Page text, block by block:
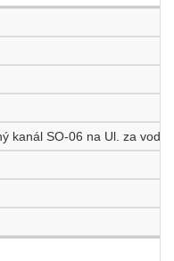
kanál SO-06 na Ul. za